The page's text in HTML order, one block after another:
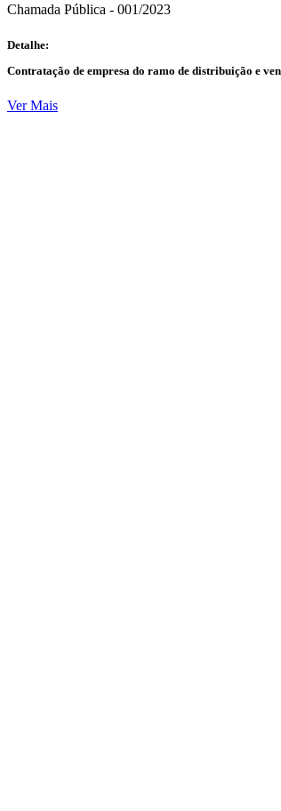
Chamada Pública - 001/2023
Detalhe:
Contratação de empresa do ramo de distribuição e
Ver Mais